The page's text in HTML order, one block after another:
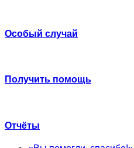
Особый случай
Получить помощь
Отчёты